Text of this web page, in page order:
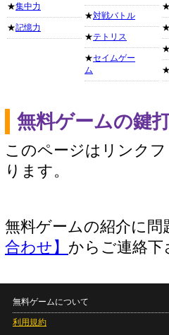
★集中力
★記憶力
★対戦バトル
★テトリス
★セイムゲー
ム
★
★
★
★
無料ゲームの鍵
このページはリンク
ります。
無料ゲームの紹介に
合わせ】 からご連絡下
無料ゲームについて
利用規約